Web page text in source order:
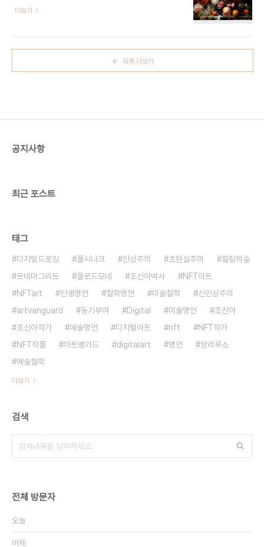
Looking at Nature, we see God.- 마크 초
렌 등 ▫️ https://ArtVanguard.co.kr▫️ BUY NFT ART : https://opensea.io/ART-
더보기
목록 더보기
공지사항
최근 포스트
태그
디지털드로잉 폴시냐크 인상주의 초현실주의
힐링의숲
르네마그리트
클로드모네 조신아박사
NFT아트
NFTart
인생명언 철학명언 미술철학
신인상주의
artvanguard
동기부여 Digital 미술명언
조신아
조신아작가
예술명언 디지털아트 nft
NFT작가
NFT작품
아트뱅가드 digitalart 명언
앙리루소
예술철학
더보기
검색
전체 방문자
오늘
어제